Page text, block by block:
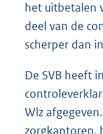
het uitbetalen
deel van de
scherper dan
De SVB heeft
Wlz
zorgkantoren,